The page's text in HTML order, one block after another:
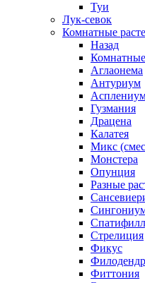
Туи
Лук-севок
Комнатные
Назад
Аглаонема
Антуриум
Гузмания
Драцена
Калатея
Микс
Монстера
Опунция
Разные
Стрелиция
Фикус
Фиттония